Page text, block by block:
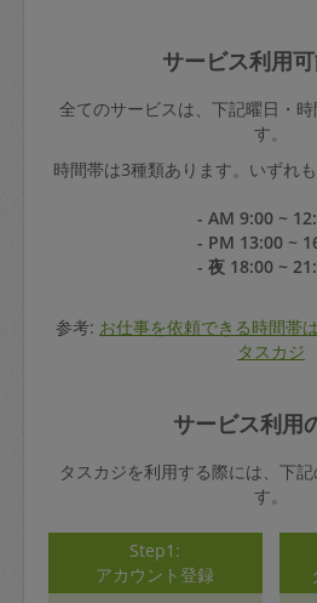
サービス利用
全てのサービスは、下記曜日・
す。
時間帯は3種類あります。いずれ
- AM 9:00 ~
- PM 13:00 ~
- 夜 18:00 ~
参考: お仕事を依頼できる時間帯
タスカジ
サービス利用
タスカジを利用する際には、下
す。
Step1:
アカウント登録